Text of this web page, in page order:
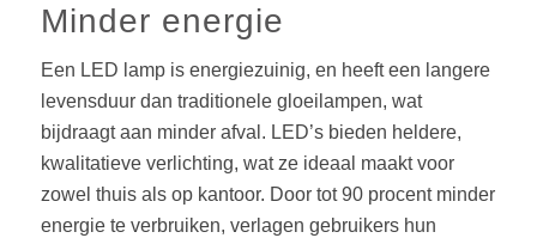
Minder energie
Een LED lamp is energiezuinig, en heeft een langere
levensduur dan traditionele gloeilampen, wat
bijdraagt aan minder afval. LED’s bieden heldere,
kwalitatieve verlichting, wat ze ideaal maakt voor
zowel thuis als op kantoor. Door tot 90 procent minder
energie te verbruiken, verlagen gebruikers hun